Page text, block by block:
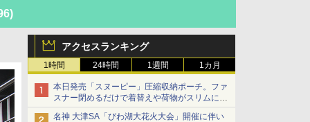
アクセスランキング
1時間 24時間 1週間 1カ月
本日発売「スヌーピー」圧縮収納ポーチ。ファ
スナー閉めるだけで着替えや荷物がスリムにま
とまる
名神 大津SA「びわ湖大花火大会」開催に伴い